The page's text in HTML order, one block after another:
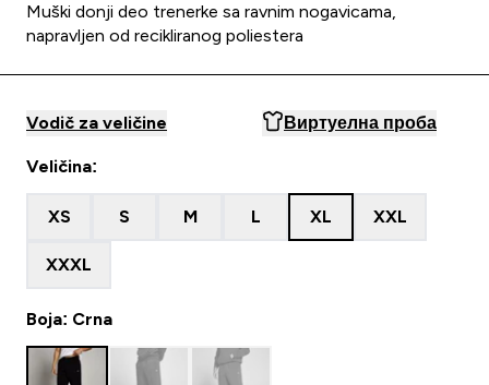
Muški donji deo trenerke sa ravnim nogavicama,
napravljen od recikliranog poliestera
Vodič za veličine Виртуелна проба
Veličina:
XS S M L XL XXL
XXXL
Boja: Crna